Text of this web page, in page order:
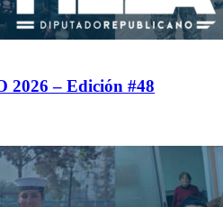
– Edición #48